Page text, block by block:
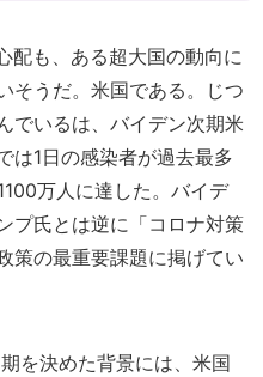
配も、ある超大国の動向に
そうだ。米国である。じつ
でいるは、バイデン次期米
は1日の感染者が過去最多
万人に達した。バイデ
プ氏とは逆に「コロナ対策
策の最重要課題に掲げてい
を決めた背景には、米国